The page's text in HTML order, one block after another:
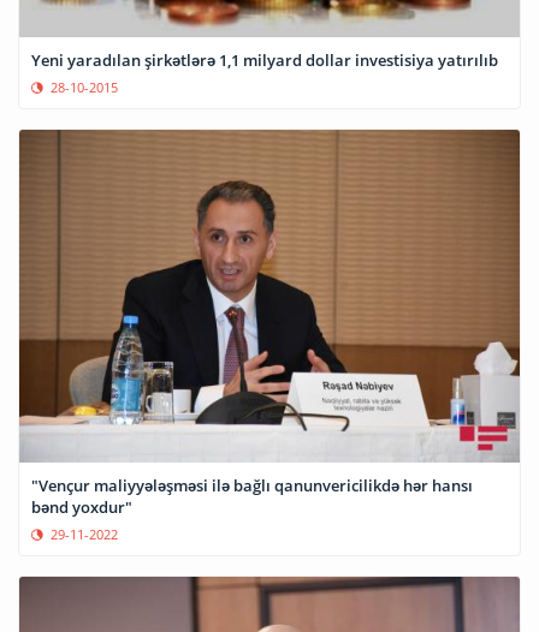
Yeni yaradılan şirkətlərə 1,1 milyard dollar investisiya yatırılıb
28-10-2015
"Vençur maliyyələşməsi ilə bağlı qanunvericilikdə hər hansı
bənd yoxdur"
29-11-2022